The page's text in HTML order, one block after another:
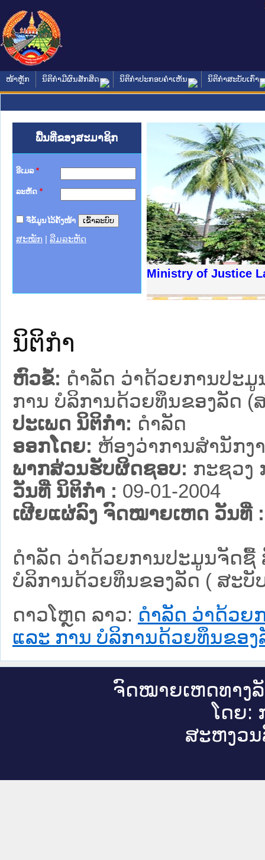
ໜ້າຫຼັກ ນິຕິກໍາມີຜົນສັກສິດ ນິຕິກໍາປະກອບຄໍາເຫັນ ນິຕິກໍາສະບັບເກົ່າ
ພື້ນທີ່ຂອງສະມາຊິກ
ອີເມລ *
ລະຫັດ *
ຈື່ຂໍ້ມູນໄວ້ຄັ້ງໜ້າ
ສະໝັກ ລືມລະຫັດ
Ministry of Justice
ຊາຊົນ ພາກເໜືອ
ການ
ກາງ
ກໃຕ້
ນຕຳຫຼວດປະຊາຊົນ
ສັນຕິບານປະຊາຊົນ
ກເໜືອ
ຊາຊົນ ພາກກາງ
ນິຕິກໍາ
ຫົວຂໍ້: ດຳລັດ ວ່າດ້ວຍການປະ
ການ ບໍລິການດ້ວຍທຶນຂອງລັດ (
ປະເພດ ນິຕິກໍາ: ດໍາລັດ
ອອກໂດຍ: ຫ້ອງວ່າການສຳນັກ
ພາກສ່ວນຮັບຜິດຊອບ: ກະຊວງ
ວັນທີ່ ນິຕິກໍາ : 09-01-2004
ເຜີຍແຜ່ລົງ ຈົດໝາຍເຫດ ວັນທີ່ :
ດຳລັດ ວ່າດ້ວຍການປະມູນຈັດຊື້
ບໍລິການດ້ວຍທຶນຂອງລັດ ( ສະບັ
ດາວໂຫຼດ ລາວ: ດຳລັດ ວ່າດ້ວຍ
ແລະ ການ ບໍລິການດ້ວຍທຶນຂອງ
ຈົດ​ໝາຍ​ເຫດ​ທາງ​
ໂດຍ:
ສະ​ຫງວນ​